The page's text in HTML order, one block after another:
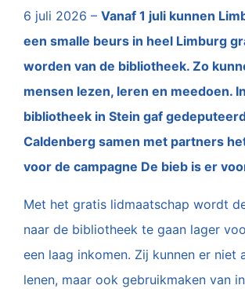
6 juli 2026 – Vanaf 1 juli kunnen
een smalle beurs in heel Limburg
worden van de bibliotheek. Zo
mensen lezen, leren en meedoen.
bibliotheek in Stein gaf
Caldenberg samen met partners
voor de campagne De bieb is er
Met het gratis lidmaatschap wordt
naar de bibliotheek te gaan lager
een laag inkomen. Zij kunnen er niet
lenen, maar ook gebruikmaken van